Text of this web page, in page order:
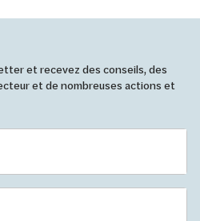
et recevez des conseils, des
et de nombreuses actions et